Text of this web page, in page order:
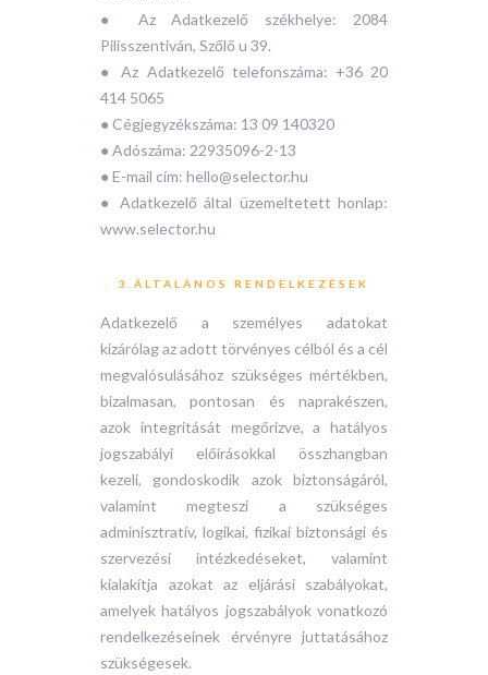
● Az Adatkezelő székhelye: 2084
Pilisszentiván, Szőlő u 39.
● Az Adatkezelő telefonszáma: +36 20
414 5065
● Cégjegyzékszáma: 13 09 140320
● Adószáma: 22935096-2-13
● E-mail cím: hello@selector.hu
● Adatkezelő által üzemeltetett honlap:
www.selector.hu
3.ÁLTALÁNOS RENDELKEZÉSEK
Adatkezelő a személyes adatokat
kizárólag az adott törvényes célból és a cél
megvalósulásához szükséges mértékben,
bizalmasan, pontosan és naprakészen,
azok integritását megőrizve, a hatályos
jogszabályi előírásokkal összhangban
kezeli, gondoskodik azok biztonságáról,
valamint megteszi a szükséges
adminisztratív, logikai, fizikai biztonsági és
szervezési intézkedéseket, valamint
kialakítja azokat az eljárási szabályokat,
amelyek hatályos jogszabályok vonatkozó
rendelkezéseinek érvényre juttatásához
szükségesek.